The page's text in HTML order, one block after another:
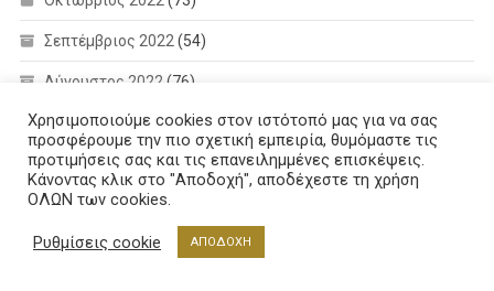
Σεπτέμβριος 2022 (54)
Αύγουστος 2022 (76)
Ιούλιος 2022(61)
Ιούνιος 2022(96)
Μάιος 2022(30)
Απρίλιος 2022(70)
Χρησιμοποιούμε cookies στον ιστότοπό μας για να σας
προσφέρουμε την πιο σχετική εμπειρία, θυμόμαστε τις
προτιμήσεις σας και τις επανειλημμένες επισκέψεις.
Κάνοντας κλικ στο "Αποδοχή", αποδέχεστε τη χρήση
ΟΛΩΝ των cookies.
Ρυθμίσεις cookie ΑΠΟΔΟΧΗ